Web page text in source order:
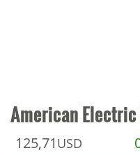
American
125,71 USD